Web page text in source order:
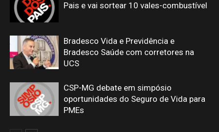
Pais e vai sortear 10 vales-combustível
Bradesco Vida e Previdência e
Bradesco Saúde com corretores na
UCS
CSP-MG debate em simpósio
oportunidades do Seguro de Vida para
PMEs